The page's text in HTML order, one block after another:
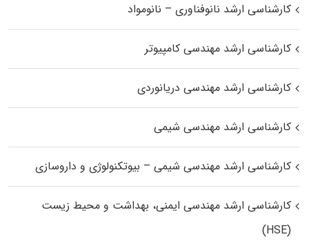
کارشناسی ارشد نانوفناوری – نانومواد
کارشناسی ارشد مهندسی کامپیوتر
کارشناسی ارشد مهندسی دریانوردی
کارشناسی ارشد مهندسی شیمی
کارشناسی ارشد مهندسی شیمی – بیوتکنولوژی و داروسازی
کارشناسی ارشد مهندسی ایمنی، بهداشت و محیط زیست
(HSE)